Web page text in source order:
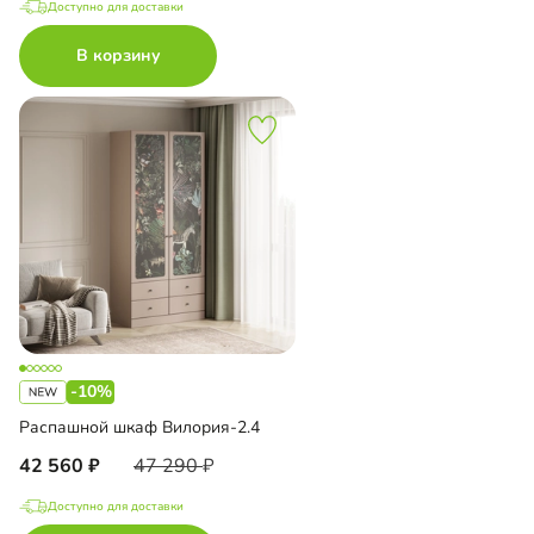
Доступно для доставки
В корзину
-10%
Распашной шкаф Вилория-2.4
42 560 47 290
Доступно для доставки